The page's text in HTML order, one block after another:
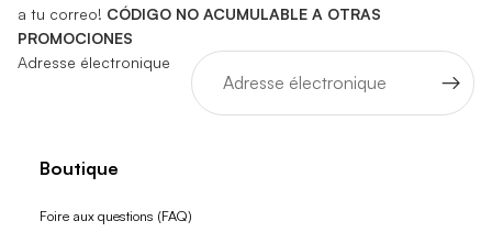
a tu correo! CÓDIGO NO ACUMULABLE A OTRAS
PROMOCIONES
Adresse électronique
Boutique
Foire aux questions (FAQ)